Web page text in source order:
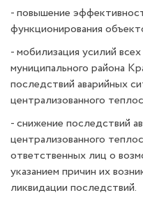
- повышение
функционирования
- мобилизация усилий
муниципального района
последствий аварийных
централизованного
- снижение последствий
централизованного
ответственных лиц о
указанием причин их
ликвидации последствий.